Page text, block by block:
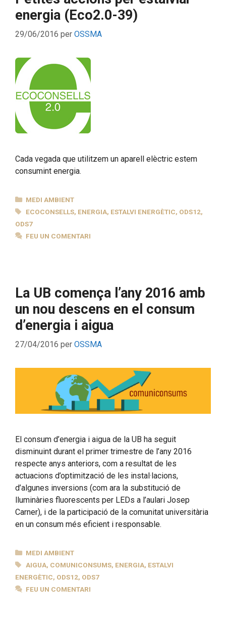
energia (Eco2.0-39)
29/06/2016 per OSSMA
Cada vegada que utilitzem un aparell elèctric estem
consumint energia.
CATEGORIES
MEDI AMBIENT
ETIQUETES
ECOCONSELLS, ENERGIA, ESTALVI ENERGÈTIC, ODS12,
ODS7
FEU UN COMENTARI
La UB comença l’any 2016 amb
un nou descens en el consum
d’energia i aigua
27/04/2016 per OSSMA
El consum d’energia i aigua de la UB ha seguit
disminuint durant el primer trimestre de l’any 2016
respecte anys anteriors, com a resultat de les
actuacions d’optimització de les instal·lacions,
d’algunes inversions (com ara la substitució de
lluminàries fluorescents per LEDs a l’aulari Josep
Carner), i de la participació de la comunitat universitària
en un consum més eficient i responsable.
CATEGORIES
MEDI AMBIENT
ETIQUETES
AIGUA, COMUNICONSUMS, ENERGIA, ESTALVI
ENERGÈTIC, ODS12, ODS7
FEU UN COMENTARI